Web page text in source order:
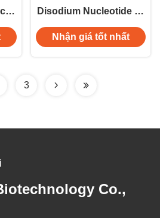
Disodium Nucleotide I +
G Disodium 5'-
ribonucleotide E635
Nhận giá tốt nhất
3
Co.,